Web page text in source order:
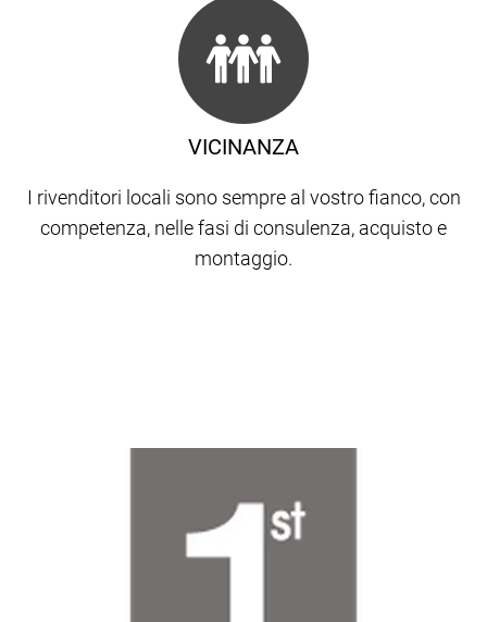
VICINANZA
I rivenditori locali sono sempre al vostro fianco, con
competenza, nelle fasi di consulenza, acquisto e
montaggio.